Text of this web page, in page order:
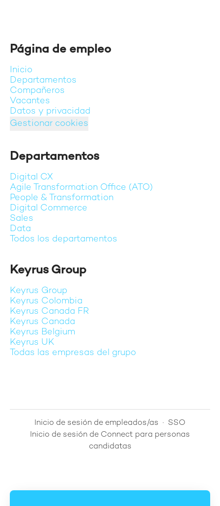
Página de empleo
Inicio
Departamentos
Compañeros
Vacantes
Datos y privacidad
Gestionar cookies
Departamentos
Digital CX
Agile Transformation Office (ATO)
People & Transformation
Digital Commerce
Sales
Data
Todos los departamentos
Keyrus Group
Keyrus Group
Keyrus Colombia
Keyrus Canada FR
Keyrus Canada
Keyrus Belgium
Keyrus UK
Todas las empresas del grupo
Inicio de sesión de empleados/as · SSO
Inicio de sesión de Connect para personas
candidatas